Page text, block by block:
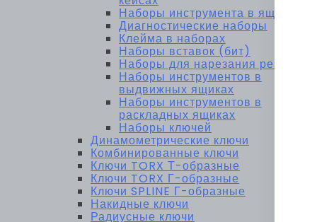
Наборы инструмента в ящиках
Диагностические наборы
Клейма в наборах
Наборы вставок (бит)
Наборы для нарезания резьбы
Наборы инструментов в
выдвижных ящиках
Наборы инструментов в
раскладных ящиках
Наборы ключей
Динамометрические ключи
Комбинированные ключи
Ключи TORX Т-образные
Ключи TORX Г-образные
Ключи SPLINE Г-образные
Накидные ключи
Радиусные ключи